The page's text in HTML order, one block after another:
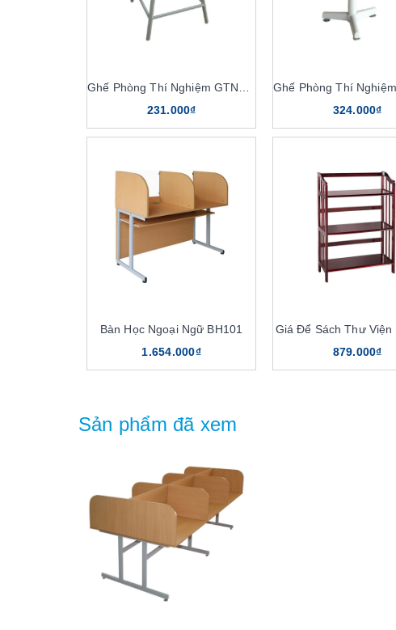
Ghế Phòng Thí Nghiệm GTN102
231.000₫
324.000₫
Bàn Học Ngoại Ngữ BH101
1.654.000₫
Giá Để Sách Thư Viện
879.000₫
Sản phẩm đã xem